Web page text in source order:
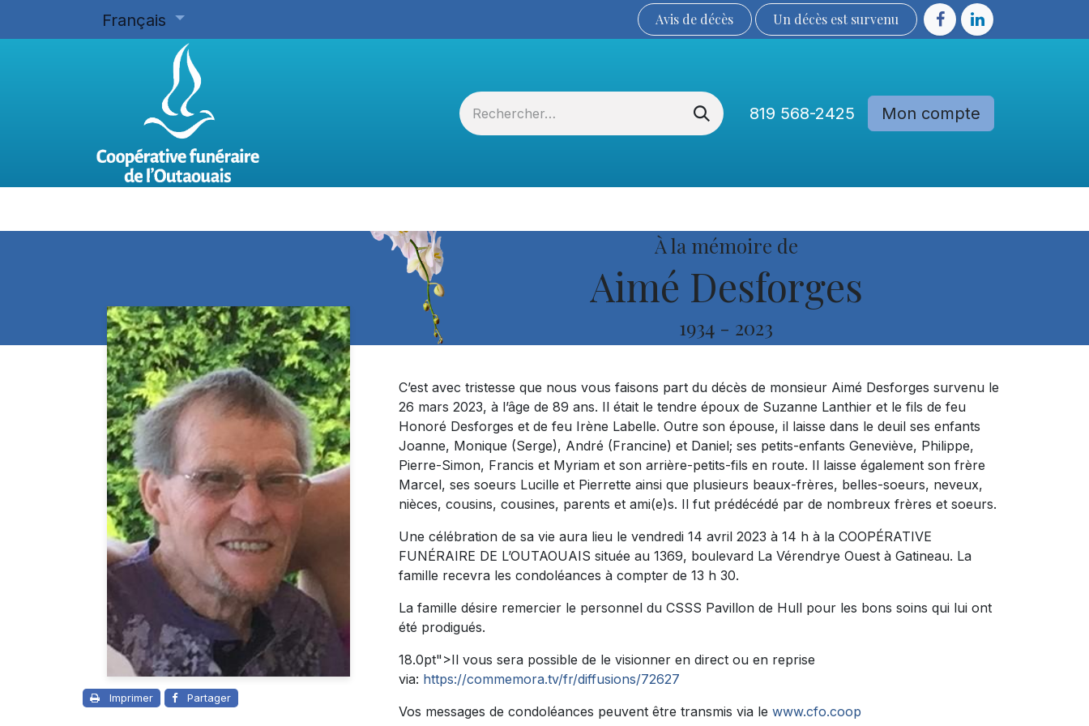
Français Avis de décès Un décès est sur​​​​​​​​ve​nu​​​​​​​​​​
819 568-2425 Mon compte
À la mémoire de
Aimé Desforges
1934 - 2023
Imprimer Partager
C’est avec tristesse que nous vous faisons part du décès de monsieur Aimé Desforges survenu le
26 mars 2023, à l’âge de 89 ans. Il était le tendre époux de Suzanne Lanthier et le fils de feu
Honoré Desforges et de feu Irène Labelle. Outre son épouse, il laisse dans le deuil ses enfants
Joanne, Monique (Serge), André (Francine) et Daniel; ses petits-enfants Geneviève, Philippe,
Pierre-Simon, Francis et Myriam et son arrière-petits-fils en route. Il laisse également son frère
Marcel, ses soeurs Lucille et Pierrette ainsi que plusieurs beaux-frères, belles-soeurs, neveux,
nièces, cousins, cousines, parents et ami(e)s. Il fut prédécédé par de nombreux frères et soeurs.
Une célébration de sa vie aura lieu le vendredi 14 avril 2023 à 14 h à la COOPÉRATIVE
FUNÉRAIRE DE L’OUTAOUAIS située au 1369, boulevard La Vérendrye Ouest à Gatineau. La
famille recevra les condoléances à compter de 13 h 30.
La famille désire remercier le personnel du CSSS Pavillon de Hull pour les bons soins qui lui ont
été prodigués.
18.0pt">Il vous sera possible de le visionner en direct ou en reprise
via: https://commemora.tv/fr/diffusions/72627
Vos messages de condoléances peuvent être transmis via le www.cfo.coop